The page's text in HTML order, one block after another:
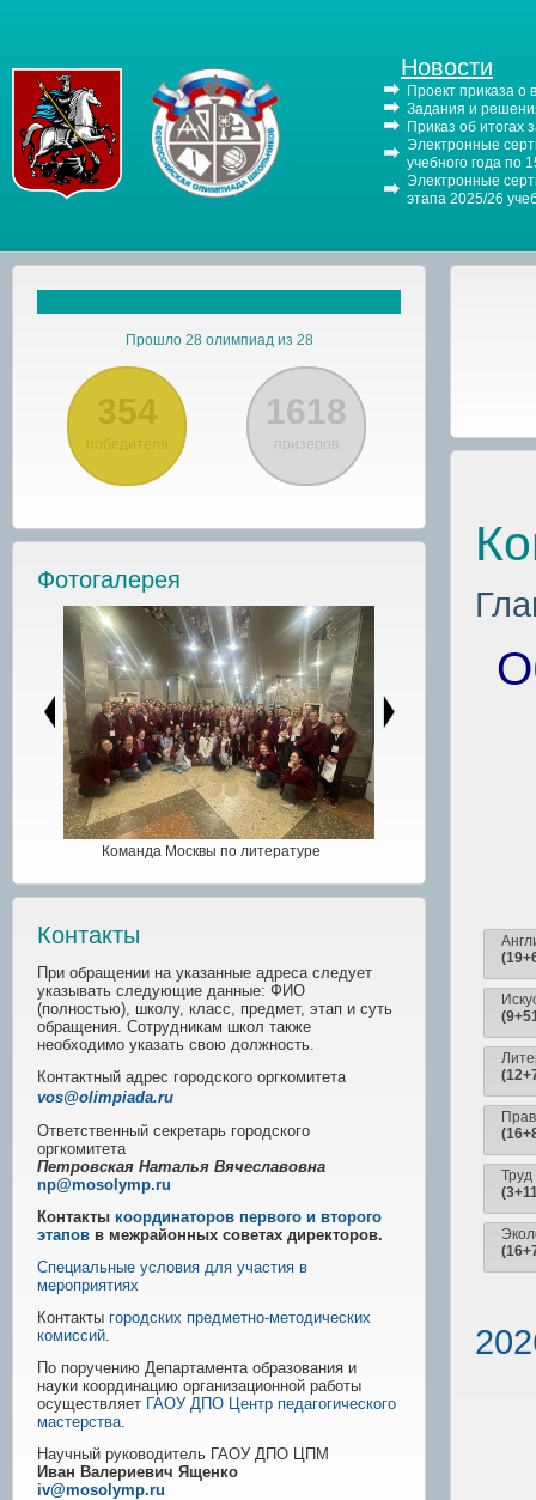
Новости
Проект приказа о
Задания и
Приказ об итогах
Электронные
учебного года по
Электронные
этапа 2025/26
Прошло 28 олимпиад из 28
354
победителя
1618
призеров
Фотогалерея
Команда Москвы по литературе
Контакты
При обращении на указанные адреса следует
указывать следующие данные: ФИО
(полностью), школу, класс, предмет, этап и суть
обращения. Сотрудникам школ также
необходимо указать свою должность.
Контактный адрес городского оргкомитета
vos@olimpiada.ru
Ответственный секретарь городского
оргкомитета
Петровская Наталья Вячеславовна
np@mosolymp.ru
Контакты координаторов первого и второго
этапов в межрайонных советах директоров.
Специальные условия для участия в
мероприятиях
Контакты городских предметно-методических
комиссий
По поручению Департамента образования и
науки координацию организационной работы
осуществляет ГАОУ ДПО Центр педагогического
мастерства
Научный руководитель ГАОУ ДПО ЦПМ
Иван Валериевич Ященко
iv@mosolymp.ru